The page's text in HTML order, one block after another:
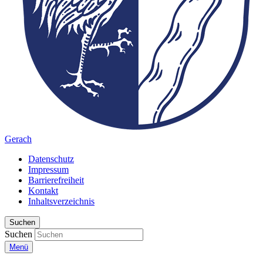
Gerach
Datenschutz
Impressum
Barrierefreiheit
Kontakt
Inhaltsverzeichnis
Suchen
Suchen
Menü